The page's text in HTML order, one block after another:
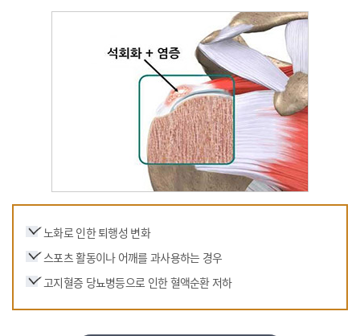
노화로 인한 퇴행성 변화
스포츠 활동이나 어깨를 과사용하는 경우
고지혈증 당뇨병등으로 인한 혈액순환 저하